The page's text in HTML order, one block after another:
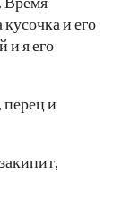
и его
и я его
перец и